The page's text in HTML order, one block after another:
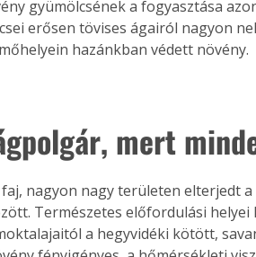
gyümölcsének a fogyasztása
erősen tövises ágairól nagyon
hazánkban védett növény.
mert
nagyon nagy területen elterjedt
Természetes előfordulási helyei
a hegyvidéki kötött,